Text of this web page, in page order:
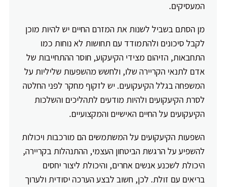
המעסיקים.
מן הסתם בשביל לשנות את המזרם החיים יש להיות מוכן
לקבל סיכונים ולהתמודד עם תחושות לא נוחות כמו
התחבאות, הזיהום מצידי הקיעקוע, חוסר ההתחייבות של
אדם לתנאי הקריירה שלו, ולחשש מהשפעות שליליות על
המשפחה בגלל הקיעקועים. יש לזקוף מחקר לפני החלטה
לסרת הקיעקועים ולהיות מודעים לתהליכים והשלכות
הקיעקועים על החיים האישיים והמקצועיים.
השפעות הקיעקועים על המשתמשים הם מורכבות ויכולות
להשפיע על הרגשת הביטחון העצמי, ההתנהלות בקריירה,
היכולת לשכנע אנשים אחרים, והיכולת ליצור יחסים
בריאים עם זולת. לכן, חשוב לבצע הערכה יסודית ולערוך